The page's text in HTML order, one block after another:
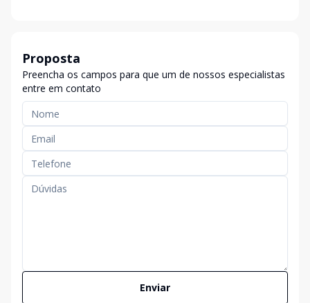
Proposta
Preencha os campos para que um de nossos especialistas
entre em contato
Enviar